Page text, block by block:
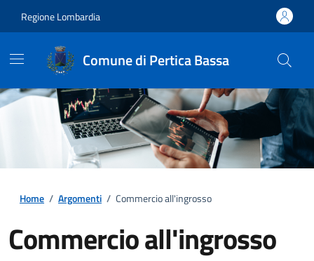
Regione Lombardia
Comune di Pertica Bassa
Home / Argomenti / Commercio all'ingrosso
Commercio all'ingrosso